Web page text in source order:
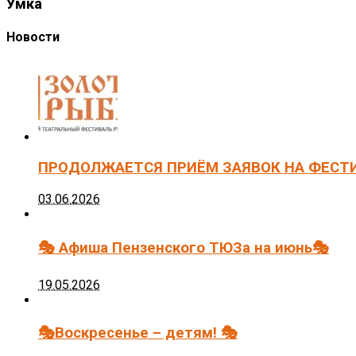
Умка
Новости
ПРОДОЛЖАЕТСЯ ПРИЁМ ЗАЯВОК НА
03.06.2026
🎭 Афиша Пензенского ТЮЗа на июнь🎭
19.05.2026
🎭Воскресенье – детям! 🎭